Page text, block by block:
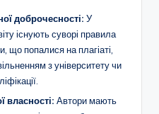
доброчесності: У
існують суворі правила
що попалися на плагіаті,
з університету чи
власності: Автори мають